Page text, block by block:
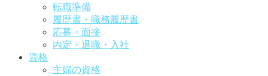
転職準備
履歴書・職務履歴書
応募・面接
内定・退職・入社
資格
主婦の資格